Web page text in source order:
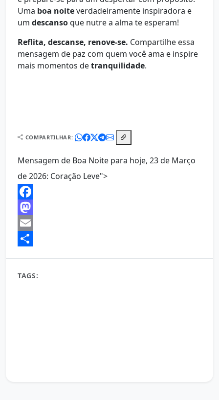
Uma boa noiteverdadeiramente inspiradora e
um descansoque nutre a alma te esperam!
Reflita, descanse, renove-se. Compartilhe essa
mensagem de paz com quem você ama e inspire
mais momentos detranquilidade.
COMPARTILHAR:
Mensagem de Boa Noite para hoje, 23 de Março
de 2026: Coração Leve">
Facebook
Mastodon
Email
TAGS: